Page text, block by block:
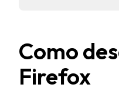
Como
Firefox